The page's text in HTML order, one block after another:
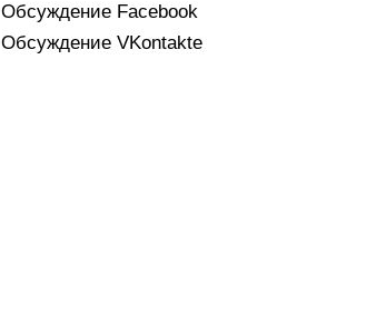
Обсуждение Facebook
Обсуждение VKontakte